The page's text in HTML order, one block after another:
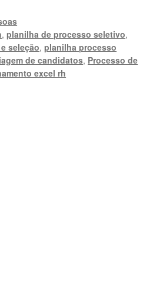
,planilha de processo seletivo,
seleção,planilha processo
de candidatos, Processo de
excel rh